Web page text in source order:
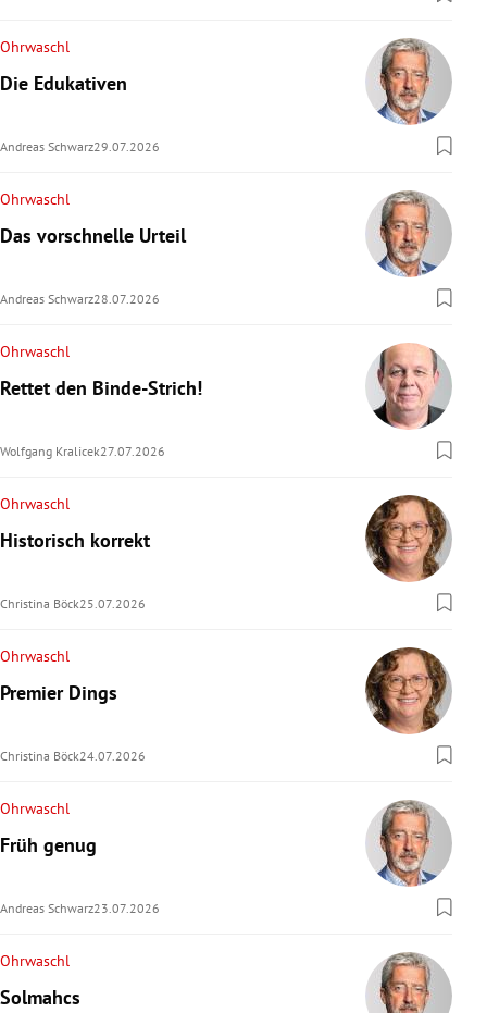
Ohrwaschl
Die Edukativen
Andreas Schwarz29.07.2026
Ohrwaschl
Das vorschnelle Urteil
Andreas Schwarz28.07.2026
Ohrwaschl
Rettet den Binde-Strich!
Wolfgang Kralicek27.07.2026
Ohrwaschl
Historisch korrekt
Christina Böck25.07.2026
Ohrwaschl
Premier Dings
Christina Böck24.07.2026
Ohrwaschl
Früh genug
Andreas Schwarz23.07.2026
Ohrwaschl
Solmahcs